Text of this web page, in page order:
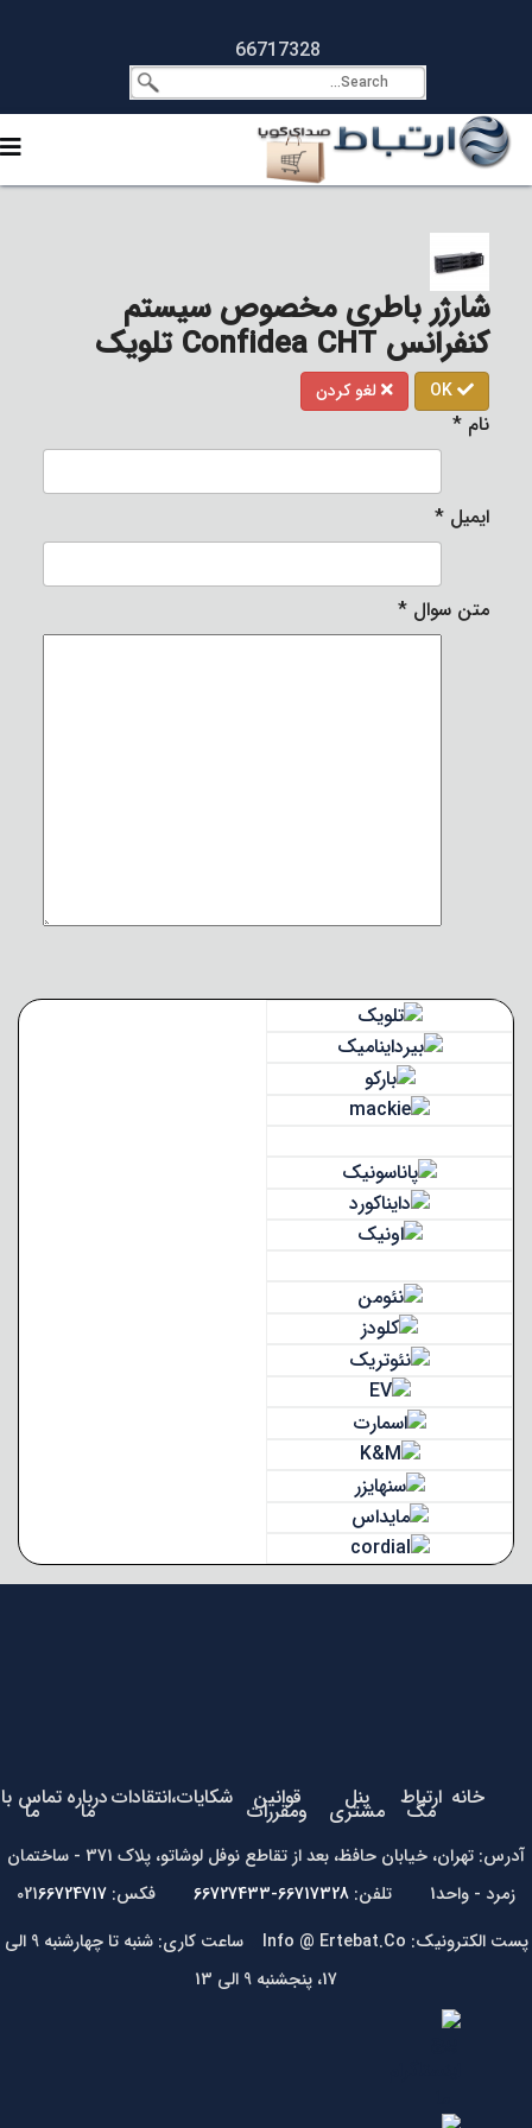
66717328
شارژر باطری مخصوص سیستم
کنفرانس Confidea CHT تلویک
OK لغو کردن
نام *
ایمیل *
متن سوال *
خانه ارتباط
مگ پنل
مشتری قوانین
ومقررات شکایات،انتقاداتدرباره
ما تماس با
ما
آدرس: تهران، خیابان حافظ، بعد از تقاطع نوفل لوشاتو، پلاک 371 - ساختمان
زمرد - واحد1 تلفن:
66717328-66727433 فکس: 021 66724717
پست الکترونیک: Info @ Ertebat.Co ساعت کاری: شنبه تا چهارشنبه 9 الی
17، پنجشنبه 9 الی 13